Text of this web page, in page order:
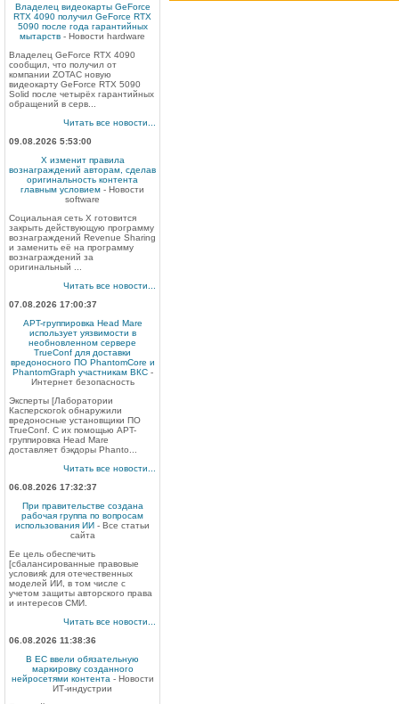
Владелец видеокарты GeForce
RTX 4090 получил GeForce RTX
5090 после года гарантийных
мытарств - Новости hardware
Владелец GeForce RTX 4090
сообщил, что получил от
компании ZOTAC новую
видеокарту GeForce RTX 5090
Solid после четырёх гарантийных
обращений в серв...
Читать все новости...
09.08.2026 5:53:00
X изменит правила
вознаграждений авторам, сделав
оригинальность контента
главным условием - Новости
software
Социальная сеть X готовится
закрыть действующую программу
вознаграждений Revenue Sharing
и заменить её на программу
вознаграждений за
оригинальный ...
Читать все новости...
07.08.2026 17:00:37
APT-группировка Head Mare
использует уязвимости в
необновленном сервере
TrueConf для доставки
вредоносного ПО PhantomCore и
PhantomGraph участникам ВКС-
Интернет безопасность
Эксперты [Лаборатории
Касперскогоk обнаружили
вредоносные установщики ПО
TrueConf. С их помощью APT-
группировка Head Mare
доставляет бэкдоры Phanto...
Читать все новости...
06.08.2026 17:32:37
При правительстве создана
рабочая группа по вопросам
использования ИИ - Все статьи
сайта
Ее цель обеспечить
[сбалансированные правовые
условияk для отечественных
моделей ИИ, в том числе с
учетом защиты авторского права
и интересов СМИ.
Читать все новости...
06.08.2026 11:38:36
В ЕС ввели обязательную
маркировку созданного
нейросетями контента - Новости
ИТ-индустрии